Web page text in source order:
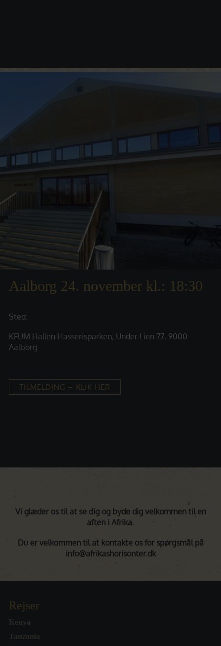
Aalborg 24. november kl.: 18:30
Sted:
​​KFUM Hallen Hasserisparken, ​Under Lien 77, 9000
Aalborg
TILMELDING – KLIK HER
Vi glæder os til at se dig og byde dig velkommen til en
aften i Afrika.
Du er velkommen til at kontakte os for spørgsmål på
info@afrikashorisonter.dk
Rejser
Kenya
Tanzania